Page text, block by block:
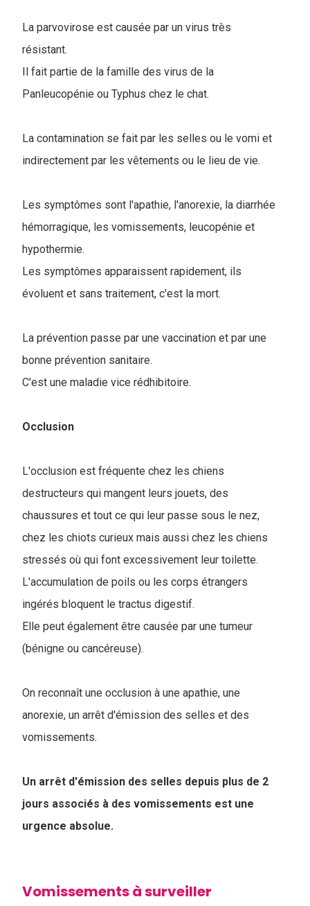
La parvovirose est causée par un virus très
résistant.
Il fait partie de la famille des virus de la
Panleucopénie ou Typhus chez le chat.
La contamination se fait par les selles ou le vomi et
indirectement par les vêtements ou le lieu de vie.
Les symptômes sont l'apathie, l'anorexie, la diarrhée
hémorragique, les vomissements, leucopénie et
hypothermie.
Les symptômes apparaissent rapidement, ils
évoluent et sans traitement, c'est la mort.
La prévention passe par une vaccination et par une
bonne prévention sanitaire.
C'est une maladie vice rédhibitoire.
Occlusion
L'occlusion est fréquente chez les chiens
destructeurs qui mangent leurs jouets, des
chaussures et tout ce qui leur passe sous le nez,
chez les chiots curieux mais aussi chez les chiens
stressés où qui font excessivement leur toilette.
L'accumulation de poils ou les corps étrangers
ingérés bloquent le tractus digestif.
Elle peut également être causée par une tumeur
(bénigne ou cancéreuse).
On reconnaît une occlusion à une apathie, une
anorexie, un arrêt d'émission des selles et des
vomissements.
Un arrêt d'émission des selles depuis plus de 2
jours associés à des vomissements est une
urgence absolue.
Vomissements à surveiller